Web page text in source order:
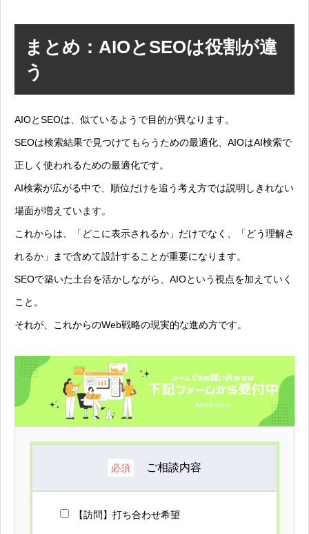
まとめ：AIOとSEOは役割が違
う
AIOとSEOは、似ているようで目的が異なります。
SEOは検索結果で見つけてもらうための最適化、AIOはAI検索で
正しく使われるための最適化です。
AI検索が広がる中で、順位だけを追う考え方では説明しきれない
場面が増えています。
これからは、「どこに表示されるか」だけでなく、「どう理解さ
れるか」まで含めて設計することが重要になります。
SEOで築いた土台を活かしながら、AIOという視点を加えていく
こと。
それが、これからのWeb戦略の現実的な進め方です。
必須 ご相談内容
【訪問】打ち合わせ希望